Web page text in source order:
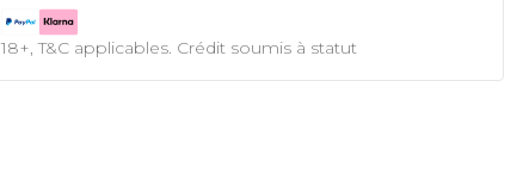
18+, T&C applicables. Crédit soumis à statut